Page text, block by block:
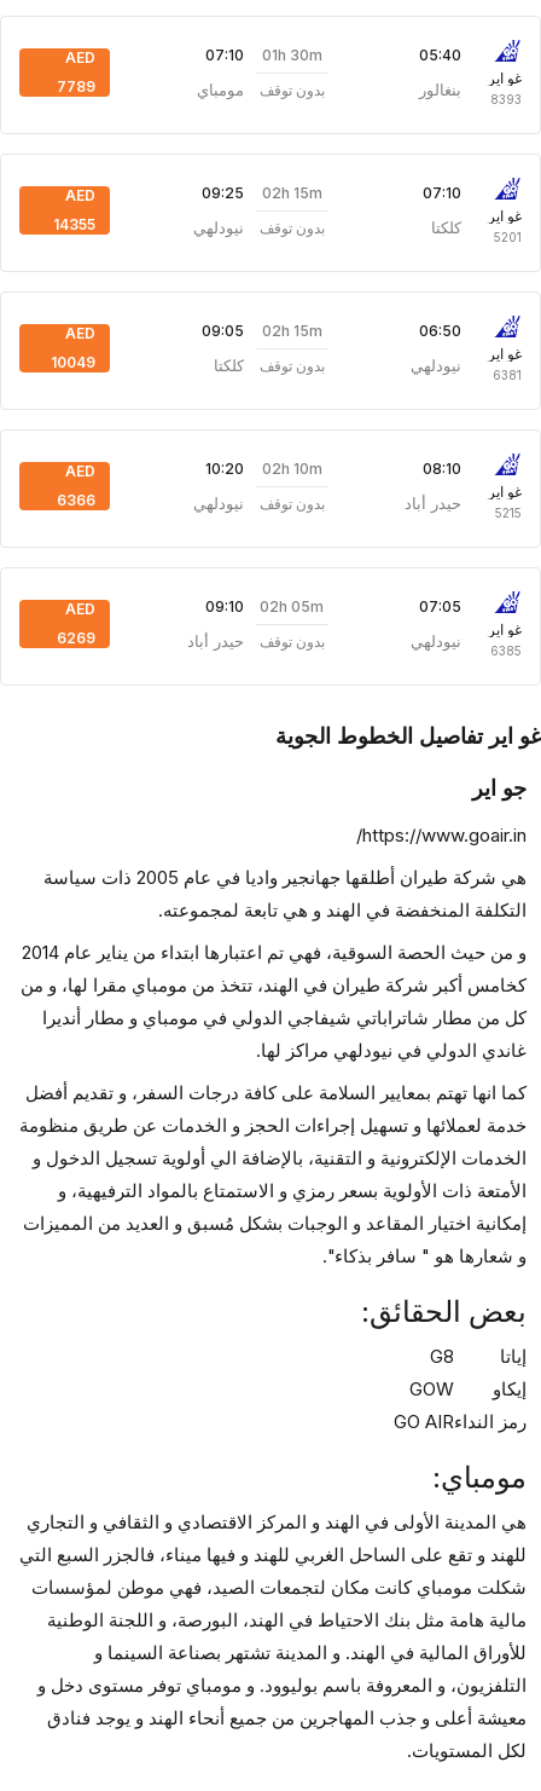
غو اير
8393
05:40
بنغالور
01h 30m
بدون توقف
07:10
مومباي
AED
7789
غو اير
5201
07:10
كلكتا
02h 15m
بدون توقف
09:25
نيودلهي
AED
14355
غو اير
6381
06:50
نيودلهي
02h 15m
بدون توقف
09:05
كلكتا
AED
10049
غو اير
5215
08:10
حيدر أباد
02h 10m
بدون توقف
10:20
نيودلهي
AED
6366
غو اير
6385
07:05
نيودلهي
02h 05m
بدون توقف
09:10
حيدر أباد
AED
6269
اير تفاصيل الخطوط الجوية
جو اير
https://www.goair.in/
هي شركة طيران أطلقها جهانجير واديا في عام 2005 ذات سياسة
التكلفة المنخفضة في الهند و هي تابعة لمجموعته.
و من حيث الحصة السوقية، فهي تم اعتبارها ابتداء من يناير عام 2014
كخامس أكبر شركة طيران في الهند، تتخذ من مومباي مقرا لها، و من
كل من مطار شاتراباتي شيفاجي الدولي في مومباي و مطار أنديرا
غاندي الدولي في نيودلهي مراكز لها.
كما انها تهتم بمعايير السلامة على كافة درجات السفر، و تقديم أفضل
خدمة لعملائها و تسهيل إجراءات الحجز و الخدمات عن طريق منظومة
الخدمات الإلكترونية و التقنية، بالإضافة الي أولوية تسجيل الدخول و
الأمتعة ذات الأولوية بسعر رمزي و الاستمتاع بالمواد الترفيهية، و
إمكانية اختيار المقاعد و الوجبات بشكل مُسبق و العديد من المميزات
و شعارها هو " سافر بذكاء".
بعض الحقائق:
إياتا
G8
إيكاو
GOW
رمز النداءGO AIR
مومباي:
هي المدينة الأولى في الهند و المركز الاقتصادي و الثقافي و التجاري
للهند و تقع على الساحل الغربي للهند و فيها ميناء، فالجزر السبع التي
شكلت مومباي كانت مكان لتجمعات الصيد، فهي موطن لمؤسسات
مالية هامة مثل بنك الاحتياط في الهند، البورصة، و اللجنة الوطنية
للأوراق المالية في الهند. و المدينة تشتهر بصناعة السينما و
التلفزيون، و المعروفة باسم بوليوود. و مومباي توفر مستوى دخل و
معيشة أعلى و جذب المهاجرين من جميع أنحاء الهند و يوجد فنادق
لكل المستويات.